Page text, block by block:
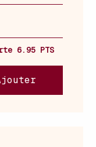
6.95 PTS